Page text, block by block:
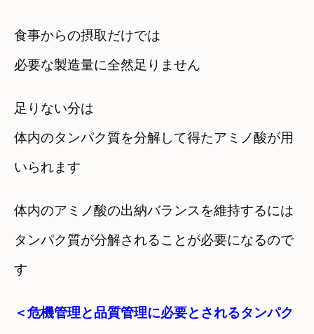
食事からの摂取だけでは
必要な製造量に全然足りません
足りない分は
体内のタンパク質を分解して得たアミノ酸が用
いられます
体内のアミノ酸の出納バランスを維持するには
タンパク質が分解されることが必要になるので
す
＜危機管理と品質管理に必要とされるタンパク